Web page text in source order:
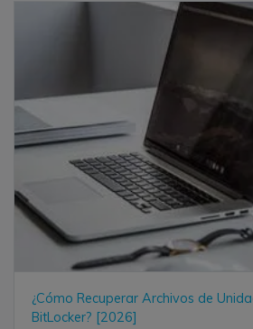
¿Cómo Recuperar Archivos de
BitLocker? [2026]